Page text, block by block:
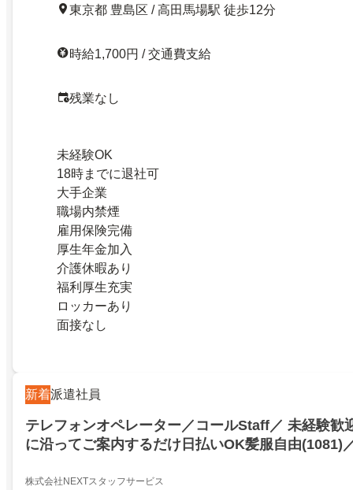
東京都 豊島区 / 高田馬場駅 徒歩12分
時給1,700円 / 交通費支給
残業なし
未経験OK
18時までに退社可
大手企業
職場内禁煙
雇用保険完備
厚生年金加入
介護休暇あり
福利厚生充実
ロッカーあり
面接なし
新着派遣社員
テレフォンオペレーター／コールStaff／ 未経験歓
に沿ってご案内するだけ日払いOK髪服自由(1081)
株式会社NEXTスタッフサービス